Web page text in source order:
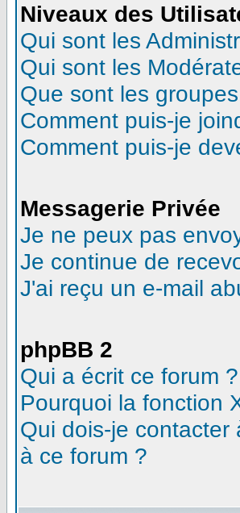
Niveaux des
Qui sont les
Qui sont les
Que sont les
Comment puis-je
Comment puis-je
Messagerie Privée
Je ne peux pas
Je continue de
J'ai reçu un e-mail
phpBB 2
Qui a écrit ce forum ?
Pourquoi la fonction
Qui dois-je
à ce forum ?